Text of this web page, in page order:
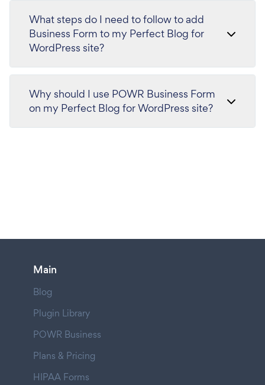
What steps do I need to follow to add
Business Form to my Perfect Blog for
WordPress site?
Why should I use POWR Business Form
on my Perfect Blog for WordPress site?
Main
Blog
Plugin Library
POWR Business
Plans & Pricing
HIPAA Forms